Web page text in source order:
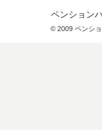
ペンション
© 2009 ペンシ